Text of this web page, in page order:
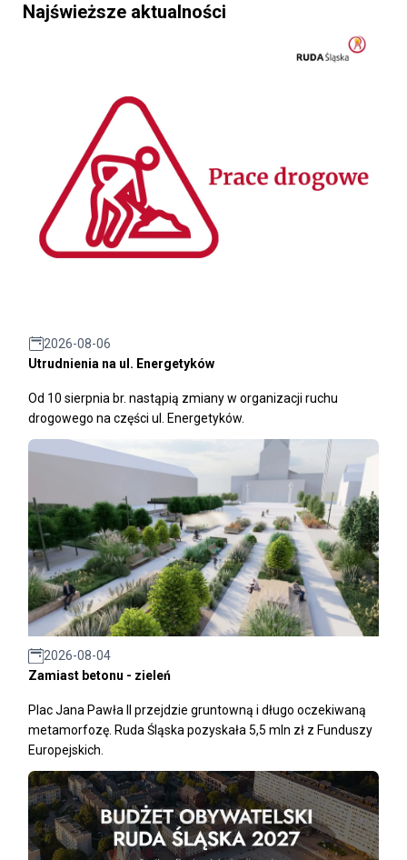
Najświeższe aktualności
2026-08-06
Utrudnienia na ul. Energetyków
Od 10 sierpnia br. nastąpią zmiany w organizacji ruchu
drogowego na części ul. Energetyków.
2026-08-04
Zamiast betonu - zieleń
Plac Jana Pawła II przejdzie gruntowną i długo oczekiwaną
metamorfozę. Ruda Śląska pozyskała 5,5 mln zł z Funduszy
Europejskich.